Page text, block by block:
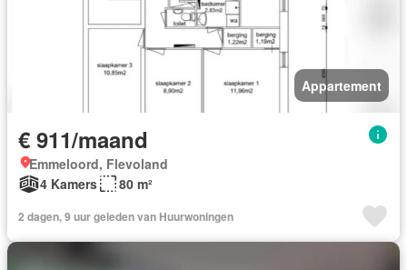
Appartement
€ 911/maand
Emmeloord, Flevoland
4 Kamers
80 m²
2 dagen, 9 uur geleden van Huurwoningen